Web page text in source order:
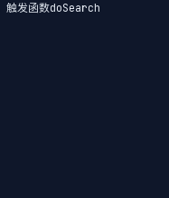
发函数doSearch